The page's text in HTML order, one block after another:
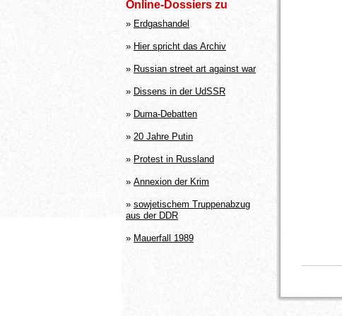
Online-Dossiers zu
» Erdgashandel
» Hier spricht das Archiv
» Russian street art against war
» Dissens in der UdSSR
» Duma-Debatten
» 20 Jahre Putin
» Protest in Russland
» Annexion der Krim
» sowjetischem Truppenabzug
aus der DDR
» Mauerfall 1989